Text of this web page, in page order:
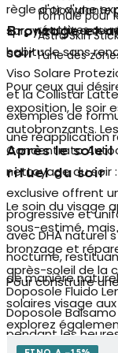
antioxydante
réactives ou
formulé pour
Astra Skin
l'une des
règle d'or d'une
spray et lait en
habitude sans
Viso Solare
et la Collistar
exemples de
une réapplication
Bronzage et
soir
Pour ceux qui
exposition, le soir
autobronzants. Les
Concentrato
nettoyage du soir
exclusive offrent
progressive et
avec DHA naturel
nocturne,
de manière
Après le soleil
rituel du soir
Le soin du visage
sous-estimé,
bronzage et
après-soleilde la
Doposole Fluido
Doposole
pendant les
Pour construire
solaires visage
explorez
hydratanteset des